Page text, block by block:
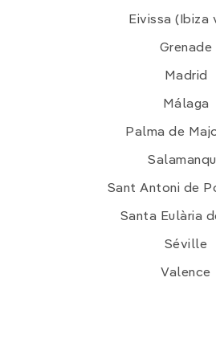
Eivissa (Ibiza
Grenade
Madrid
Málaga
Palma de
Sant Antoni de
Santa Eulària
Séville
Valence